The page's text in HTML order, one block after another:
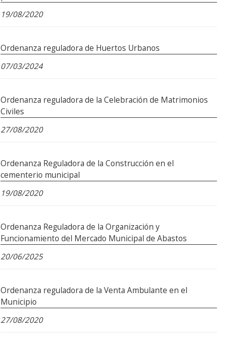
19/08/2020
Ordenanza reguladora de Huertos Urbanos
07/03/2024
Ordenanza reguladora de la Celebración de Matrimonios
Civiles
27/08/2020
Ordenanza Reguladora de la Construcción en el
cementerio municipal
19/08/2020
Ordenanza Reguladora de la Organización y
Funcionamiento del Mercado Municipal de Abastos
20/06/2025
Ordenanza reguladora de la Venta Ambulante en el
Municipio
27/08/2020